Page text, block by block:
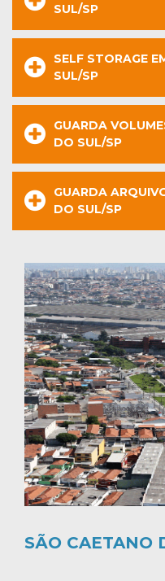
SUL/SP
SELF STORAGE
SUL/SP
GUARDA
DO SUL/SP
GUARDA
DO SUL/SP
SÃO CAETANO